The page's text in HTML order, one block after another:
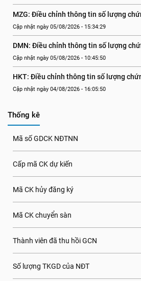
MZG: Điều chỉnh thông tin số lượng
Cập nhật ngày 05/08/2026 - 15:34:29
DMN: Điều chỉnh thông tin số lượng
Cập nhật ngày 05/08/2026 - 10:45:50
HKT: Điều chỉnh thông tin số lượng
Cập nhật ngày 04/08/2026 - 16:05:50
Thống kê
Mã số GDCK NĐTNN
Cấp mã CK dự kiến
Mã CK hủy đăng ký
Mã CK chuyển sàn
Thành viên đã thu hồi GCN
Số lượng TKGD của NĐT